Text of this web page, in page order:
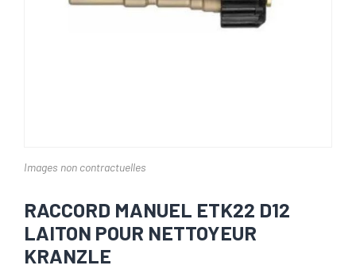
Images non contractuelles
RACCORD MANUEL ETK22 D12
LAITON POUR NETTOYEUR
KRANZLE